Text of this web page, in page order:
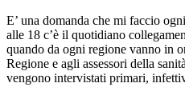
E’ una domanda che mi faccio
alle 18 c’è il quotidiano
quando da ogni regione vanno in
Regione e agli assessori della
vengono intervistati primari,